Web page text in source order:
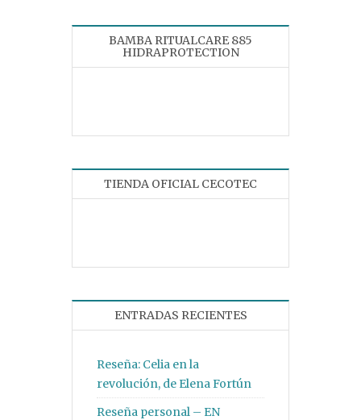
BAMBA RITUALCARE 885
HIDRAPROTECTION
TIENDA OFICIAL CECOTEC
ENTRADAS RECIENTES
Reseña: Celia en la
revolución, de Elena Fortún
Reseña personal – EN